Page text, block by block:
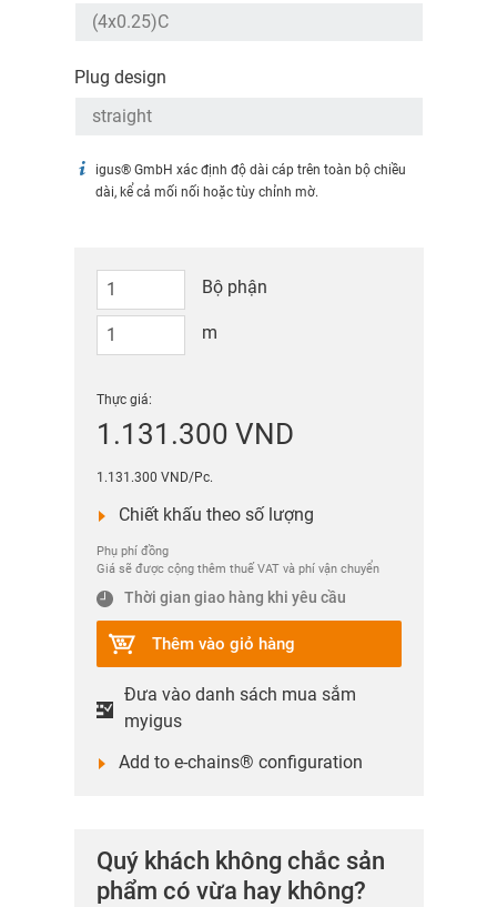
Plug design
igus® GmbH xác định độ dài cáp trên toàn bộ chiều
dài, kể cả mối nối hoặc tùy chỉnh mờ.
Bộ phận
m
Thực giá:
1.131.300 VND
1.131.300 VND/Pc.
Chiết khấu theo số lượng
Phụ phí đồng
Giá sẽ được cộng thêm thuế VAT và phí vận chuyển
Thời gian giao hàng khi yêu cầu
Thêm vào giỏ hàng
Đưa vào danh sách mua sắm
myigus
Add to e-chains® configuration
Quý khách không chắc sản
phẩm có vừa hay không?